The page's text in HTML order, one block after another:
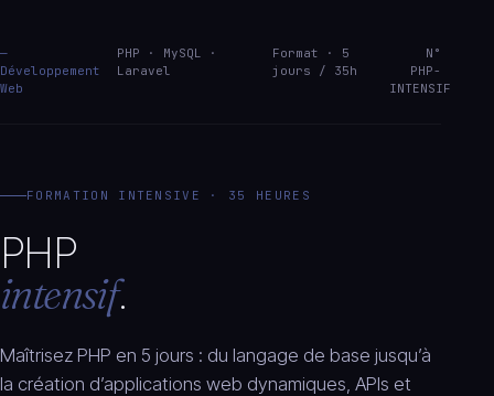
—
Développement
Web
PHP · MySQL ·
Laravel
Format · 5
jours / 35h
N°
PHP-
INTENSIF
FORMATION INTENSIVE · 35 HEURES
PHP
intensif.
Maîtrisez PHP en 5 jours : du langage de base jusqu’à
la création d’applications web dynamiques, APIs et